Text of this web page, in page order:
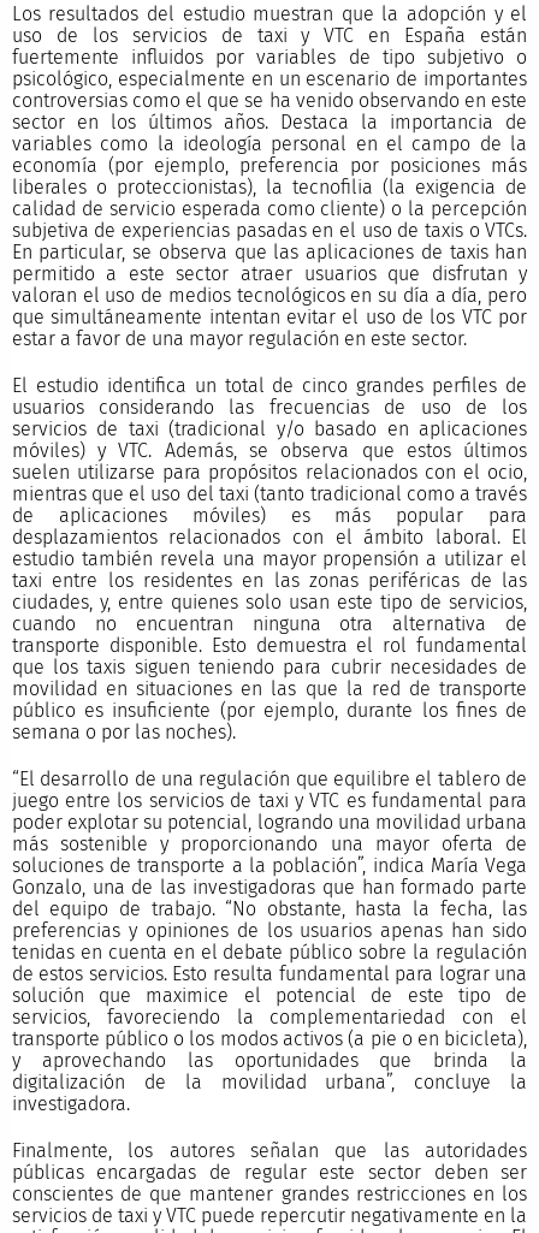
Los resultados del estudio muestran que la adopción y el
uso de los servicios de taxi y VTC en España están
fuertemente influidos por variables de tipo subjetivo o
psicológico, especialmente en un escenario de importantes
controversias como el que se ha venido observando en este
sector en los últimos años. Destaca la importancia de
variables como la ideología personal en el campo de la
economía (por ejemplo, preferencia por posiciones más
liberales o proteccionistas), la tecnofilia (la exigencia de
calidad de servicio esperada como cliente) o la percepción
subjetiva de experiencias pasadas en el uso de taxis o VTCs.
En particular, se observa que las aplicaciones de taxis han
permitido a este sector atraer usuarios que disfrutan y
valoran el uso de medios tecnológicos en su día a día, pero
que simultáneamente intentan evitar el uso de los VTC por
estar a favor de una mayor regulación en este sector.
El estudio identifica un total de cinco grandes perfiles de
usuarios considerando las frecuencias de uso de los
servicios de taxi (tradicional y/o basado en aplicaciones
móviles) y VTC. Además, se observa que estos últimos
suelen utilizarse para propósitos relacionados con el ocio,
mientras que el uso del taxi (tanto tradicional como a través
de aplicaciones móviles) es más popular para
desplazamientos relacionados con el ámbito laboral. El
estudio también revela una mayor propensión a utilizar el
taxi entre los residentes en las zonas periféricas de las
ciudades, y, entre quienes solo usan este tipo de servicios,
cuando no encuentran ninguna otra alternativa de
transporte disponible. Esto demuestra el rol fundamental
que los taxis siguen teniendo para cubrir necesidades de
movilidad en situaciones en las que la red de transporte
público es insuficiente (por ejemplo, durante los fines de
semana o por las noches).
“El desarrollo de una regulación que equilibre el tablero de
juego entre los servicios de taxi y VTC es fundamental para
poder explotar su potencial, logrando una movilidad urbana
más sostenible y proporcionando una mayor oferta de
soluciones de transporte a la población”, indica María Vega
Gonzalo, una de las investigadoras que han formado parte
del equipo de trabajo. “No obstante, hasta la fecha, las
preferencias y opiniones de los usuarios apenas han sido
tenidas en cuenta en el debate público sobre la regulación
de estos servicios. Esto resulta fundamental para lograr una
solución que maximice el potencial de este tipo de
servicios, favoreciendo la complementariedad con el
transporte público o los modos activos (a pie o en bicicleta),
y aprovechando las oportunidades que brinda la
digitalización de la movilidad urbana”, concluye la
investigadora.
Finalmente, los autores señalan que las autoridades
públicas encargadas de regular este sector deben ser
conscientes de que mantener grandes restricciones en los
servicios de taxi y VTC puede repercutir negativamente en la